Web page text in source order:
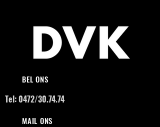
BEL ONS
Tel: 0472/30.74.74
MAIL ONS